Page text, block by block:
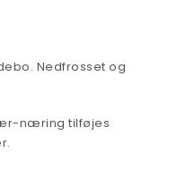
Nedfrosset og
næring tilføjes